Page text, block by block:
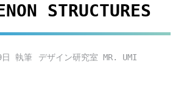
STRUCTURES
デザイン研究室 MR. UMI